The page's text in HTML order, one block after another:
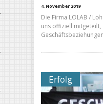
4. November 2019
Die Firma LOLAB /
uns offiziell mitgeteilt,
Erfolg